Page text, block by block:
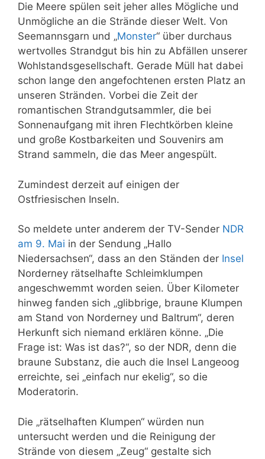
Die Meere spülen seit jeher alles Mögliche und
Unmögliche an die Strände dieser Welt. Von
Seemannsgarn und „Monster“ über durchaus
wertvolles Strandgut bis hin zu Abfällen unserer
Wohlstandsgesellschaft. Gerade Müll hat dabei
schon lange den angefochtenen ersten Platz an
unseren Stränden. Vorbei die Zeit der
romantischen Strandgutsammler, die bei
Sonnenaufgang mit ihren Flechtkörben kleine
und große Kostbarkeiten und Souvenirs am
Strand sammeln, die das Meer angespült.
Zumindest derzeit auf einigen der
Ostfriesischen Inseln.
So meldete unter anderem der TV-Sender NDR
am 9. Mai in der Sendung „Hallo
Niedersachsen“, dass an den Ständen der Insel
Norderney rätselhafte Schleimklumpen
angeschwemmt worden seien. Über Kilometer
hinweg fanden sich „glibbrige, braune Klumpen
am Stand von Norderney und Baltrum“, deren
Herkunft sich niemand erklären könne. „Die
Frage ist: Was ist das?“, so der NDR, denn die
braune Substanz, die auch die Insel Langeoog
erreichte, sei „einfach nur ekelig“, so die
Moderatorin.
Die „rätselhaften Klumpen“ würden nun
untersucht werden und die Reinigung der
Strände von diesem „Zeug“ gestalte sich